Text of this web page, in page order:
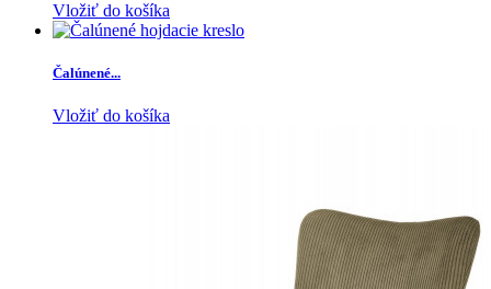
Vložiť do košíka
Čalúnené...
Vložiť do košíka